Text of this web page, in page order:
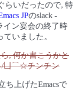
らいだったので, 特
JPのslack -
イン宴会の終了時
ていました。
, 何か書こうかと
/凵⌒☆チンチン
ち上げたEmacsで